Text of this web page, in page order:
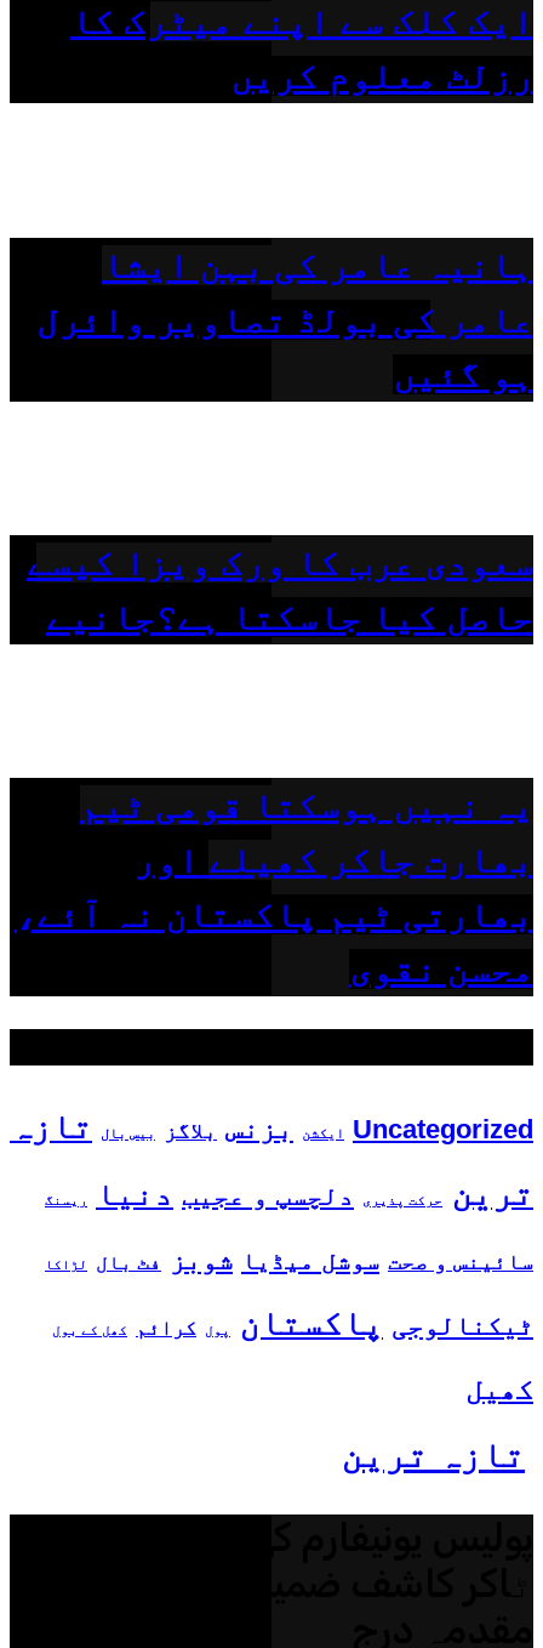
ایک کلک سے اپنے میٹرک کا
رزلٹ معلوم کریں
ہانیہ عامر کی بہن ایشا
عامر کی بولڈ تصاویر وائرل
ہو گئیں
سعودی عرب کا ورک ویزا کیسے
حاصل کیا جاسکتا ہے؟جانیے
یہ نہیں ہوسکتا قومی ٹیم
بھارت جاکر کھیلے اور
بھارتی ٹیم پاکستان نہ آئے،
محسن نقوی
Uncategorized ایکشن بزنس بلاگز بیس بال
تازہ
ترین
حرکت پذیری دلچسپ و عجیب دنیا ریسنگ
سائینس و صحت سوشل میڈیا شوبز فٹ بال لڑاکا
ٹیکنالوجی پاکستان پول کرائم کھل کے بول
کھیل
تازہ ترین